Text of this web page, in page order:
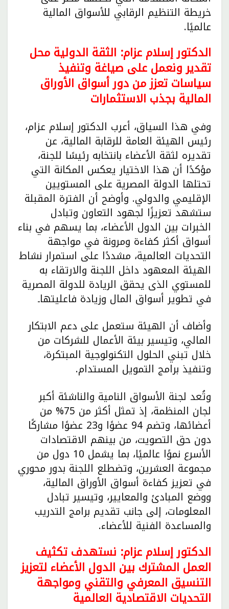
خريطة التنظيم الرقابي للأسواق المالية
عالميًا.
الدكتور إسلام عزام: الثقة الدولية محل
تقدير ونعمل على صياغة وتنفيذ
سياسات تعزز من دور أسواق الأوراق
المالية بجذب الاستثمارات
وفي هذا السياق، أعرب الدكتور إسلام عزام،
رئيس الهيئة العامة للرقابة المالية، عن
تقديره لثقة الأعضاء بانتخابه رئيسًا للجنة،
مؤكدًا أن هذا الاختيار يعكس المكانة التي
تحتلها الدولة المصرية على المستويين
الإقليمي والدولي. وأوضح أن الفترة المقبلة
ستشهد تعزيزًا لجهود التعاون وتبادل
الخبرات بين الدول الأعضاء، بما يسهم في بناء
أسواق أكثر كفاءة ومرونة في مواجهة
التحديات العالمية، مشددًا على استمرار نشاط
الهيئة المعهود داخل اللجنة والارتقاء به
للمستوي الذى يحقق الريادة للدولة المصرية
في تطوير أسواق المال وزيادة فاعليتهاـ
وأضاف أن الهيئة ستعمل على دعم الابتكار
المالي، وتيسير بيئة الأعمال للشركات من
خلال تبني الحلول التكنولوجية المبتكرة،
وتنفيذ برامج التمويل المستدام.
وتُعد لجنة الأسواق النامية والناشئة أكبر
لجان المنظمة، إذ تمثل أكثر من 75% من
أعضائها، وتضم 94 عضوًا و23 عضوًا مشاركًا
دون حق التصويت، من بينهم الاقتصادات
الأسرع نموًا عالميًا، بما يشمل 10 دول من
مجموعة العشرين، وتضطلع اللجنة بدور محوري
في تعزيز كفاءة أسواق الأوراق المالية،
ووضع المبادئ والمعايير، وتيسير تبادل
المعلومات، إلى جانب تقديم برامج التدريب
والمساعدة الفنية للأعضاء.
الدكتور إسلام عزام: نستهدف تكثيف
العمل المشترك بين الدول الأعضاء لتعزيز
التنسيق المعرفي والتقني ومواجهة
التحديات الاقتصادية العالمية